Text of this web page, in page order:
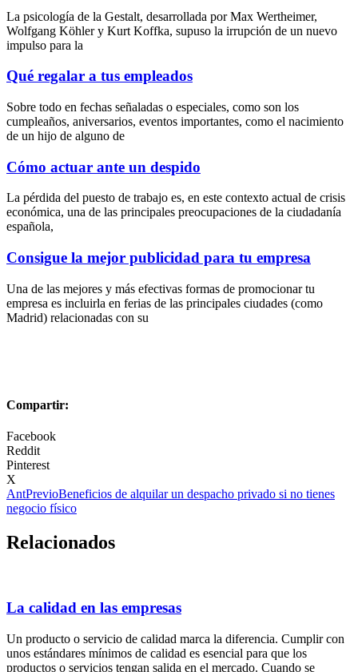
La psicología de la Gestalt, desarrollada por Max Wertheimer,
Wolfgang Köhler y Kurt Koffka, supuso la irrupción de un nuevo
impulso para la
Qué regalar a tus empleados
Sobre todo en fechas señaladas o especiales, como son los
cumpleaños, aniversarios, eventos importantes, como el nacimiento
de un hijo de alguno de
Cómo actuar ante un despido
La pérdida del puesto de trabajo es, en este contexto actual de crisis
económica, una de las principales preocupaciones de la ciudadanía
española,
Consigue la mejor publicidad para tu empresa
Una de las mejores y más efectivas formas de promocionar tu
empresa es incluirla en ferias de las principales ciudades (como
Madrid) relacionadas con su
Compartir:
Facebook
Reddit
Pinterest
X
AntPrevioBeneficios de alquilar un despacho privado si no tienes
negocio físico
Relacionados
La calidad en las empresas
Un producto o servicio de calidad marca la diferencia. Cumplir con
unos estándares mínimos de calidad es esencial para que los
productos o servicios tengan salida en el mercado. Cuando se